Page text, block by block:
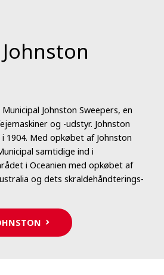
Johnston Sweepers, en
og -udstyr. Johnston
1904. Med opkøbet af Johnston
samtidige ind i
i Oceanien med opkøbet af
og dets skraldehåndterings-